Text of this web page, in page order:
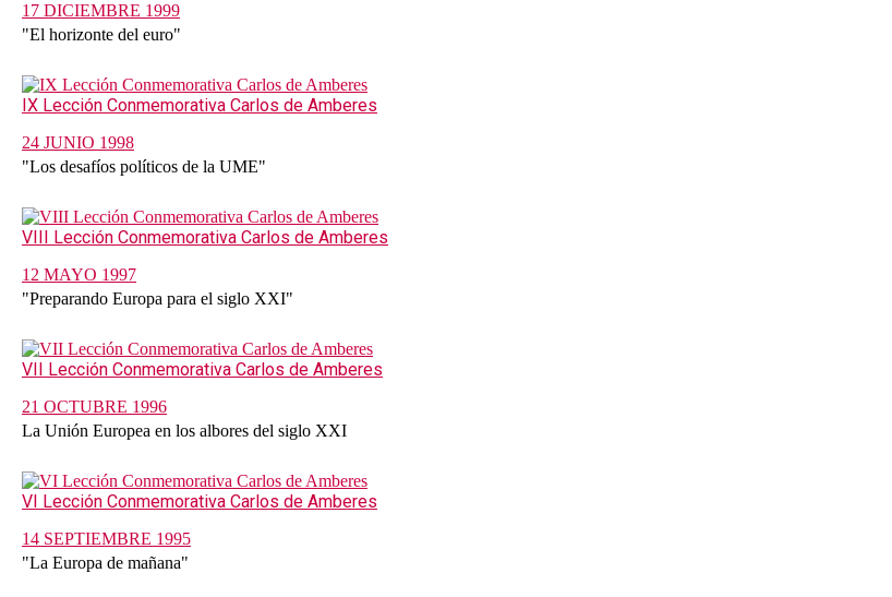
17 DICIEMBRE 1999
"El horizonte del euro"
IX Lección Conmemorativa Carlos de Amberes
24 JUNIO 1998
"Los desafíos políticos de la UME"
VIII Lección Conmemorativa Carlos de Amberes
12 MAYO 1997
"Preparando Europa para el siglo XXI"
VII Lección Conmemorativa Carlos de Amberes
21 OCTUBRE 1996
La Unión Europea en los albores del siglo XXI
VI Lección Conmemorativa Carlos de Amberes
14 SEPTIEMBRE 1995
"La Europa de mañana"